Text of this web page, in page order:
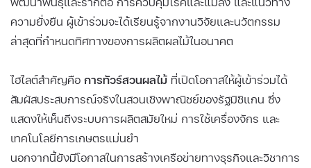
ความยั่งยืน ผู้เข้าร่วมจะได้เรียนรู้จากงานวิจัยและนวัตกรรม
ล่าสุดที่กำหนดทิศทางของการผลิตผลไม้ในอนาคต
ไฮไลต์สำคัญคือ การทัวร์สวนผลไม้ ที่เปิดโอกาสให้ผู้เข้าร่วมได้
สัมผัสประสบการณ์จริงในสวนเชิงพาณิชย์ของรัฐมิชิแกน ซึ่ง
แสดงให้เห็นถึงระบบการผลิตสมัยใหม่ การใช้เครื่องจักร และ
เทคโนโลยีการเกษตรแม่นยำ
นอกจากนี้ยังมีโอกาสในการสร้างเครือข่ายทางธุรกิจและวิชาการ